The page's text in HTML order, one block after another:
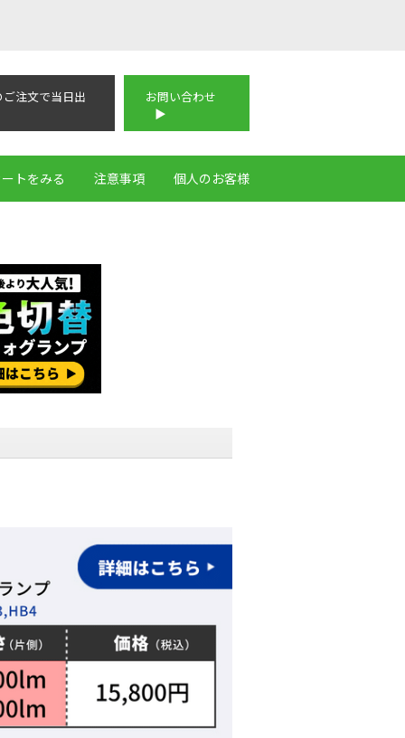
注文で当日出 お問い合わせ
トをみる 注意事項 個人のお客様